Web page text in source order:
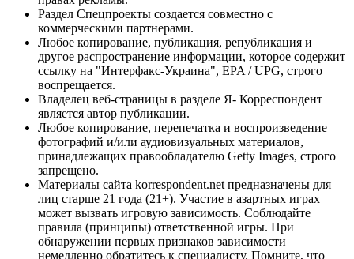
Раздел Спецпроекты создается совместно с
коммерческими партнерами.
Любое копирование, публикация, републикация и
другое распространение информации, которое содержит
ссылку на "Интерфакс-Украина", EPA / UPG, строго
воспрещается.
Владелец веб-страницы в разделе Я- Корреспондент
является автор публикации.
Любое копирование, перепечатка и воспроизведение
фотографий и/или аудиовизуальных материалов,
принадлежащих правообладателю Getty Images, строго
запрещено.
Материалы сайта korrespondent.net предназначены для
лиц старше 21 года (21+). Участие в азартных играх
может вызвать игровую зависимость. Соблюдайте
правила (принципы) ответственной игры. При
обнаружении первых признаков зависимости
немедленно обратитесь к специалисту. Помните, что